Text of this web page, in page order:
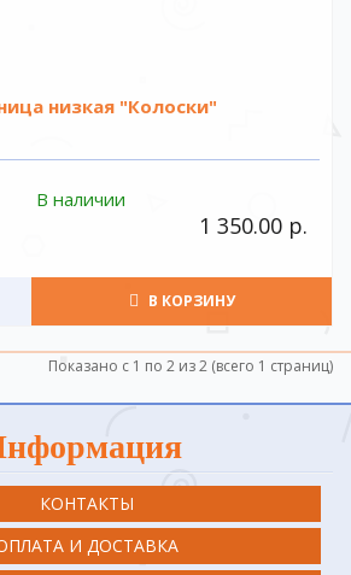
низкая "Колоски"
В наличии
1 350.00 р.
В КОРЗИНУ
Показано с 1 по 2 из 2 (всего 1 страниц)
КОНТАКТЫ
И ДОСТАВКА